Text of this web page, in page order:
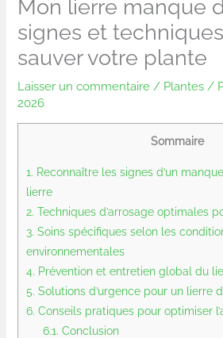
Mon lierre manque
signes et
sauver votre plante
Laisser un commentaire / Plantes /
2026
Sommaire
1. Reconnaître les signes d’un
lierre
2. Techniques d’arrosage optimales
3. Soins spécifiques selon les
environnementales
4. Prévention et entretien global du
5. Solutions d’urgence pour un lierre
6. Conseils pratiques pour optimiser
6.1. Conclusion